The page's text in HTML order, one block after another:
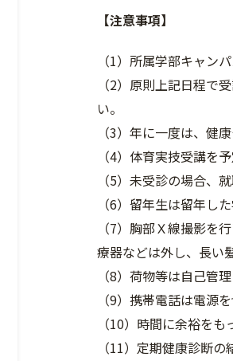
【注意事項】
（1）所属学部キャン
（2）原則上記日程で
い。
（3）年に一度は、健
（4）体育実技受講を
（5）未受診の場合、
（6）留年生は留年し
（7）胸部Ｘ線撮影を
療器などは外し、長い
（8）荷物等は自己管
（9）携帯電話は電源
（10）時間に余裕をも
（11）定期健康診断